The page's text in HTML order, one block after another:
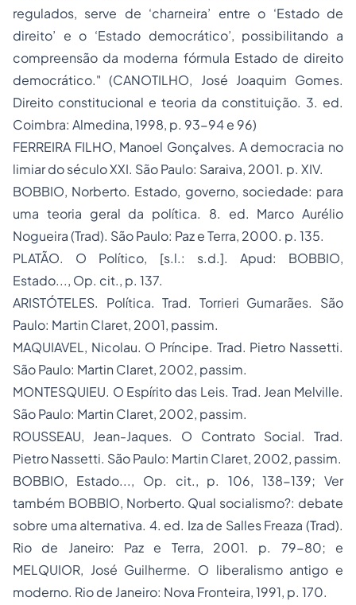
regulados, serve de ‘charneira’ entre o ‘Estado de
direito’ e o ‘Estado democrático’, possibilitando a
compreensão da moderna fórmula Estado de direito
democrático." (CANOTILHO, José Joaquim Gomes.
Direito constitucional e teoria da constituição. 3. ed.
Coimbra: Almedina, 1998, p. 93-94 e 96)
FERREIRA FILHO, Manoel Gonçalves. A democracia no
limiar do século XXI. São Paulo: Saraiva, 2001. p. XIV.
BOBBIO, Norberto. Estado, governo, sociedade: para
uma teoria geral da política. 8. ed. Marco Aurélio
Nogueira (Trad). São Paulo: Paz e Terra, 2000. p. 135.
PLATÃO. O Político, [s.l.: s.d.]. Apud: BOBBIO,
Estado..., Op. cit., p. 137.
ARISTÓTELES. Política. Trad. Torrieri Gumarães. São
Paulo: Martin Claret, 2001, passim.
MAQUIAVEL, Nicolau. O Príncipe. Trad. Pietro Nassetti.
São Paulo: Martin Claret, 2002, passim.
MONTESQUIEU. O Espírito das Leis. Trad. Jean Melville.
São Paulo: Martin Claret, 2002, passim.
ROUSSEAU, Jean-Jaques. O Contrato Social. Trad.
Pietro Nassetti. São Paulo: Martin Claret, 2002, passim.
BOBBIO, Estado..., Op. cit., p. 106, 138-139; Ver
também BOBBIO, Norberto. Qual socialismo?: debate
sobre uma alternativa. 4. ed. Iza de Salles Freaza (Trad).
Rio de Janeiro: Paz e Terra, 2001. p. 79-80; e
MELQUIOR, José Guilherme. O liberalismo antigo e
moderno. Rio de Janeiro: Nova Fronteira, 1991, p. 170.